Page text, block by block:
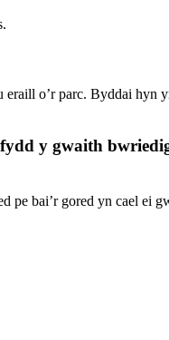
o’r parc. Byddai hyn
y gwaith
bai’r gored yn cael ei